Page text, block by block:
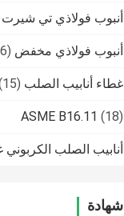
أنبوب فولاذي تي شيرت
أنبوب فولاذي مخفض (16)
غطاء أنابيب الصلب (15)
ASME B16.11 (18)
أنابيب الصلب الكربوني
شهادة